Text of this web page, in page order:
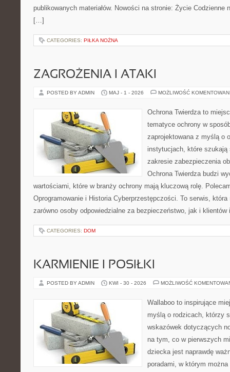
publikowanych materiałów. Nowości na stronie: Życie Codzienne
[…]
CATEGORIES: PIŁKA NOŻNA
ZAGROŻENIA I ATAKI
POSTED BY ADMIN MAJ - 1 - 2026 MOŻLIWOŚĆ
Ochrona Twierdza to
tematyce ochrony w
zaprojektowana z myślą o
instytucjach, które szukają
zakresie zabezpieczenia
Ochrona Twierdza budzi
wartościami, które w branży ochrony mają kluczową rolę.
Oprogramowanie i Historia Cyberprzestępczości. To serwis,
zarówno osoby odpowiedzialne za bezpieczeństwo, jak i
CATEGORIES: DOM
KARMIENIE I POSIŁKI
POSTED BY ADMIN KWI - 30 - 2026 MOŻLIWOŚĆ
Wallaboo to inspirujące
myślą o rodzicach, którzy
wskazówek dotyczących
na tym, co w pierwszych
dziecka jest naprawdę
poradami, w którym